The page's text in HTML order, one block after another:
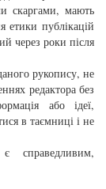
скаргами, мають
публікацій
через роки після
рукопису, не
редактора без
або ідеї,
в таємниці і не
справедливим,